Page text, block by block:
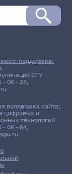
поддержка:
СГУ
- 06 - 25,
поддержка сайта:
цифровых и
технологий
- 06 - 64,